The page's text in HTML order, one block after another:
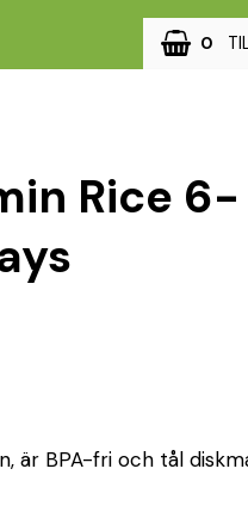
0
Rice 6-
är BPA-fri och tål